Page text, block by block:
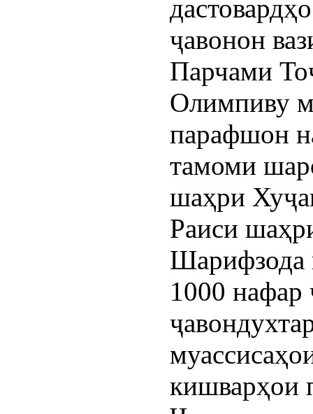
ҷавонон
Парчами
Олимпиву
парафшон
тамоми
шаҳри
Раиси
Шарифзода
1000 нафар
кишварҳои